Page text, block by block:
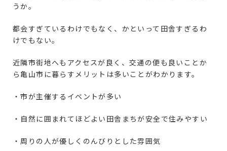
うか。
都会すぎているわけでもなく、かといって田舎すぎるわ
けでもない。
近隣市街地へもアクセスが良く、交通の便も良いことか
ら亀山市に暮らすメリットは多いことがわかります。
・市が主催するイベントが多い
・自然に囲まれてほどよい田舎まちが安全で住みやすい
・周りの人が優しくのんびりとした雰囲気